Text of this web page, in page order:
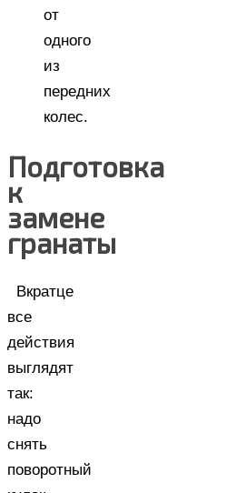
от
одного
из
передних
колес.
Подготовка
к
замене
гранаты
Вкратце
все
действия
выглядят
так:
надо
снять
поворотный